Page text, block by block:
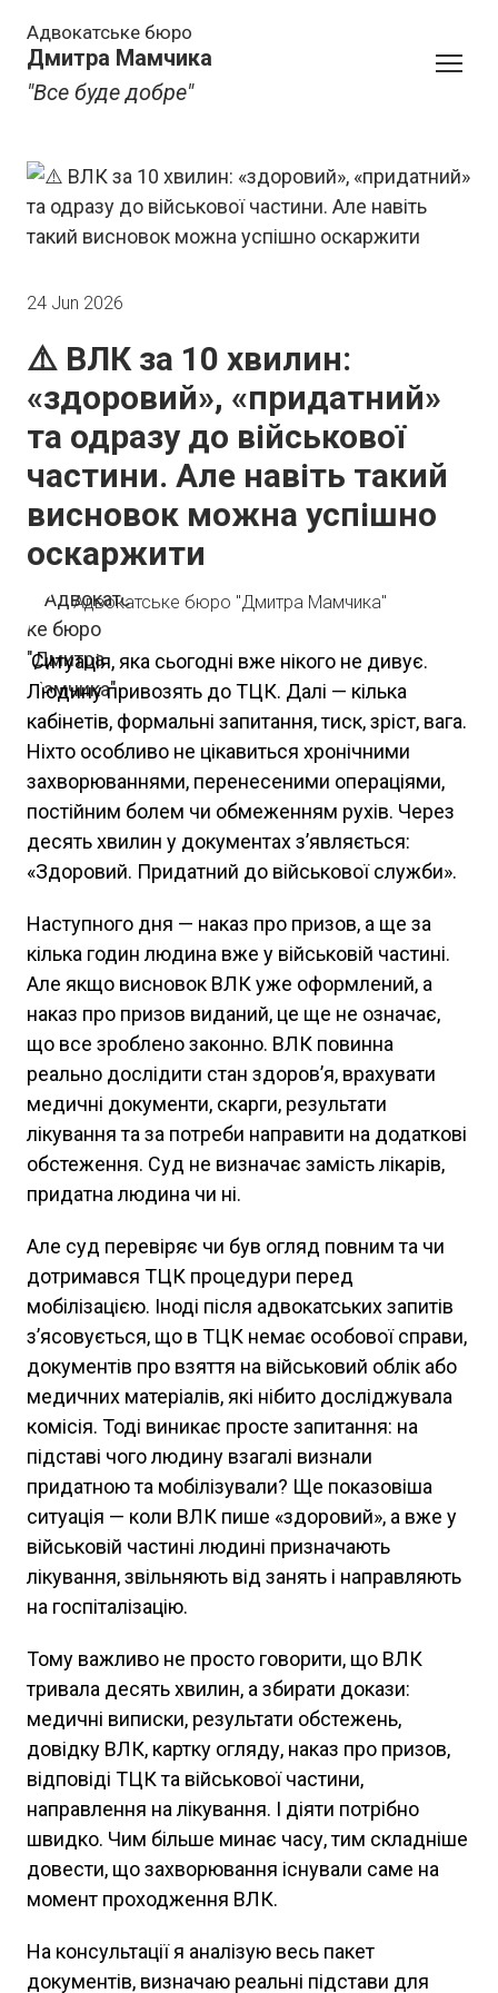
Адвокатське бюро
Дмитра Мамчика
"Все буде добре"
24 Jun 2026
⚠️ ВЛК за 10 хвилин:
«здоровий», «придатний»
та одразу до військової
частини. Але навіть такий
висновок можна успішно
оскаржити
Адвокатське бюро "Дмитра Мамчика"
Ситуація, яка сьогодні вже нікого не дивує.
Людину привозять до ТЦК. Далі — кілька
кабінетів, формальні запитання, тиск, зріст, вага.
Ніхто особливо не цікавиться хронічними
захворюваннями, перенесеними операціями,
постійним болем чи обмеженням рухів. Через
десять хвилин у документах з’являється:
«Здоровий. Придатний до військової служби».
Наступного дня — наказ про призов, а ще за
кілька годин людина вже у військовій частині.
Але якщо висновок ВЛК уже оформлений, а
наказ про призов виданий, це ще не означає,
що все зроблено законно. ВЛК повинна
реально дослідити стан здоров’я, врахувати
медичні документи, скарги, результати
лікування та за потреби направити на додаткові
обстеження. Суд не визначає замість лікарів,
придатна людина чи ні.
Але суд перевіряє чи був огляд повним та чи
дотримався ТЦК процедури перед
мобілізацією. Іноді після адвокатських запитів
з’ясовується, що в ТЦК немає особової справи,
документів про взяття на військовий облік або
медичних матеріалів, які нібито досліджувала
комісія. Тоді виникає просте запитання: на
підставі чого людину взагалі визнали
придатною та мобілізували? Ще показовіша
ситуація — коли ВЛК пише «здоровий», а вже у
військовій частині людині призначають
лікування, звільняють від занять і направляють
на госпіталізацію.
Тому важливо не просто говорити, що ВЛК
тривала десять хвилин, а збирати докази:
медичні виписки, результати обстежень,
довідку ВЛК, картку огляду, наказ про призов,
відповіді ТЦК та військової частини,
направлення на лікування. І діяти потрібно
швидко. Чим більше минає часу, тим складніше
довести, що захворювання існували саме на
момент проходження ВЛК.
На консультації я аналізую весь пакет
документів, визначаю реальні підстави для